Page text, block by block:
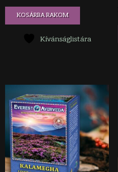
KOSÁRBA RAKOM
Kívánságlistára